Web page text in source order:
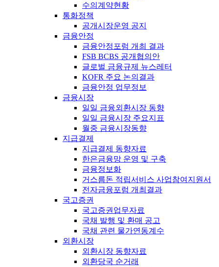
수의계약현황
통화정책
공개시장운영 공지
금융안정
금융안정포럼 개최 결과
FSB BCBS 공개협의안
글로벌 금융규제 뉴스레터
KOFR 주요 논의결과
금융안정 업무정보
금융시장
일일 금융외환시장 동향
일일 금융시장 주요지표
월중 금융시장동향
지급결제
지급결제 동향자료
한은금융망 운영 및 구축
금융정보화
거스름돈 적립서비스 사업참여지원서
전자금융포럼 개최결과
국고증권
국고증권업무자료
국채 발행 및 환매 공고
국채 관련 물가연동계수
외환시장
외환시장 동향자료
외환당국 순거래